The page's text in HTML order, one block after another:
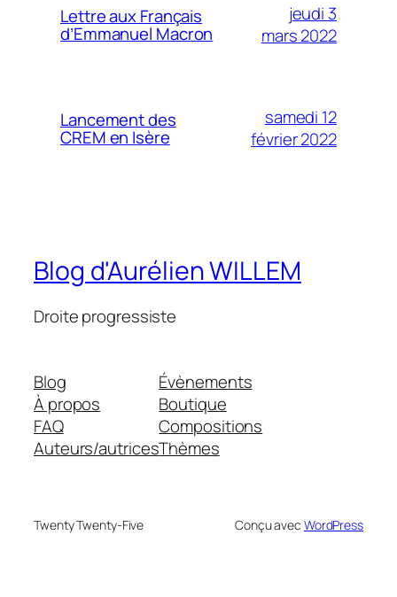
Lettre aux Français
d’Emmanuel Macron
jeudi 3
mars 2022
Lancement des
CREM en Isère
samedi 12
février 2022
Blog d'Aurélien WILLEM
Droite progressiste
Blog
À propos
FAQ
Auteurs/autrices
Évènements
Boutique
Compositions
Thèmes
Twenty Twenty-Five Conçu avec WordPress